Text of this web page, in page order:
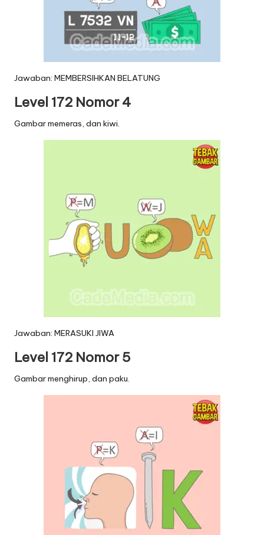
Jawaban: MEMBERSIHKAN BELATUNG
Level 172 Nomor 4
Gambar memeras, dan kiwi.
Jawaban: MERASUKI JIWA
Level 172 Nomor 5
Gambar menghirup, dan paku.